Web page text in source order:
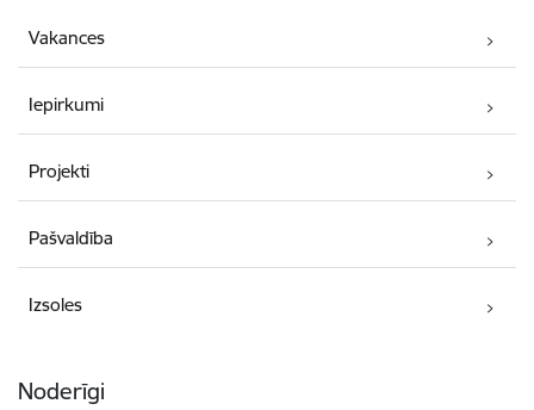
Vakances
Iepirkumi
Projekti
Pašvaldība
Izsoles
Noderīgi